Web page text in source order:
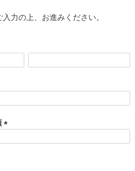
力の上、お進みください。